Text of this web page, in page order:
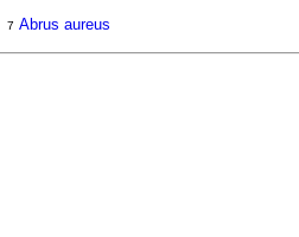
7 Abrus aureus